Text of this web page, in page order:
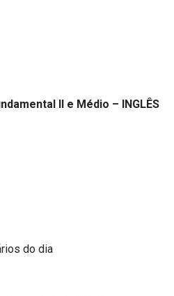
II e Médio – INGLÊS
do dia